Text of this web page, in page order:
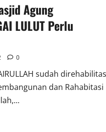
Agung
LULUT Perlu
0
sudah
dan Rahabitasi